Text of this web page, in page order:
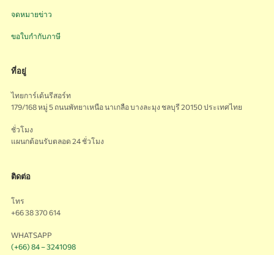
จดหมายข่าว
ขอใบกำกับภาษี
ที่อยู่
ไทยการ์เด้นรีสอร์ท
179/168 หมู่ 5 ถนนพัทยาเหนือ นาเกลือ บางละมุง ชลบุรี 20150 ประเทศไทย
ชั่วโมง
แผนกต้อนรับตลอด 24 ชั่วโมง
ติดต่อ
โทร
+66 38 370 614
WHATSAPP
(+66) 84 – 3241098